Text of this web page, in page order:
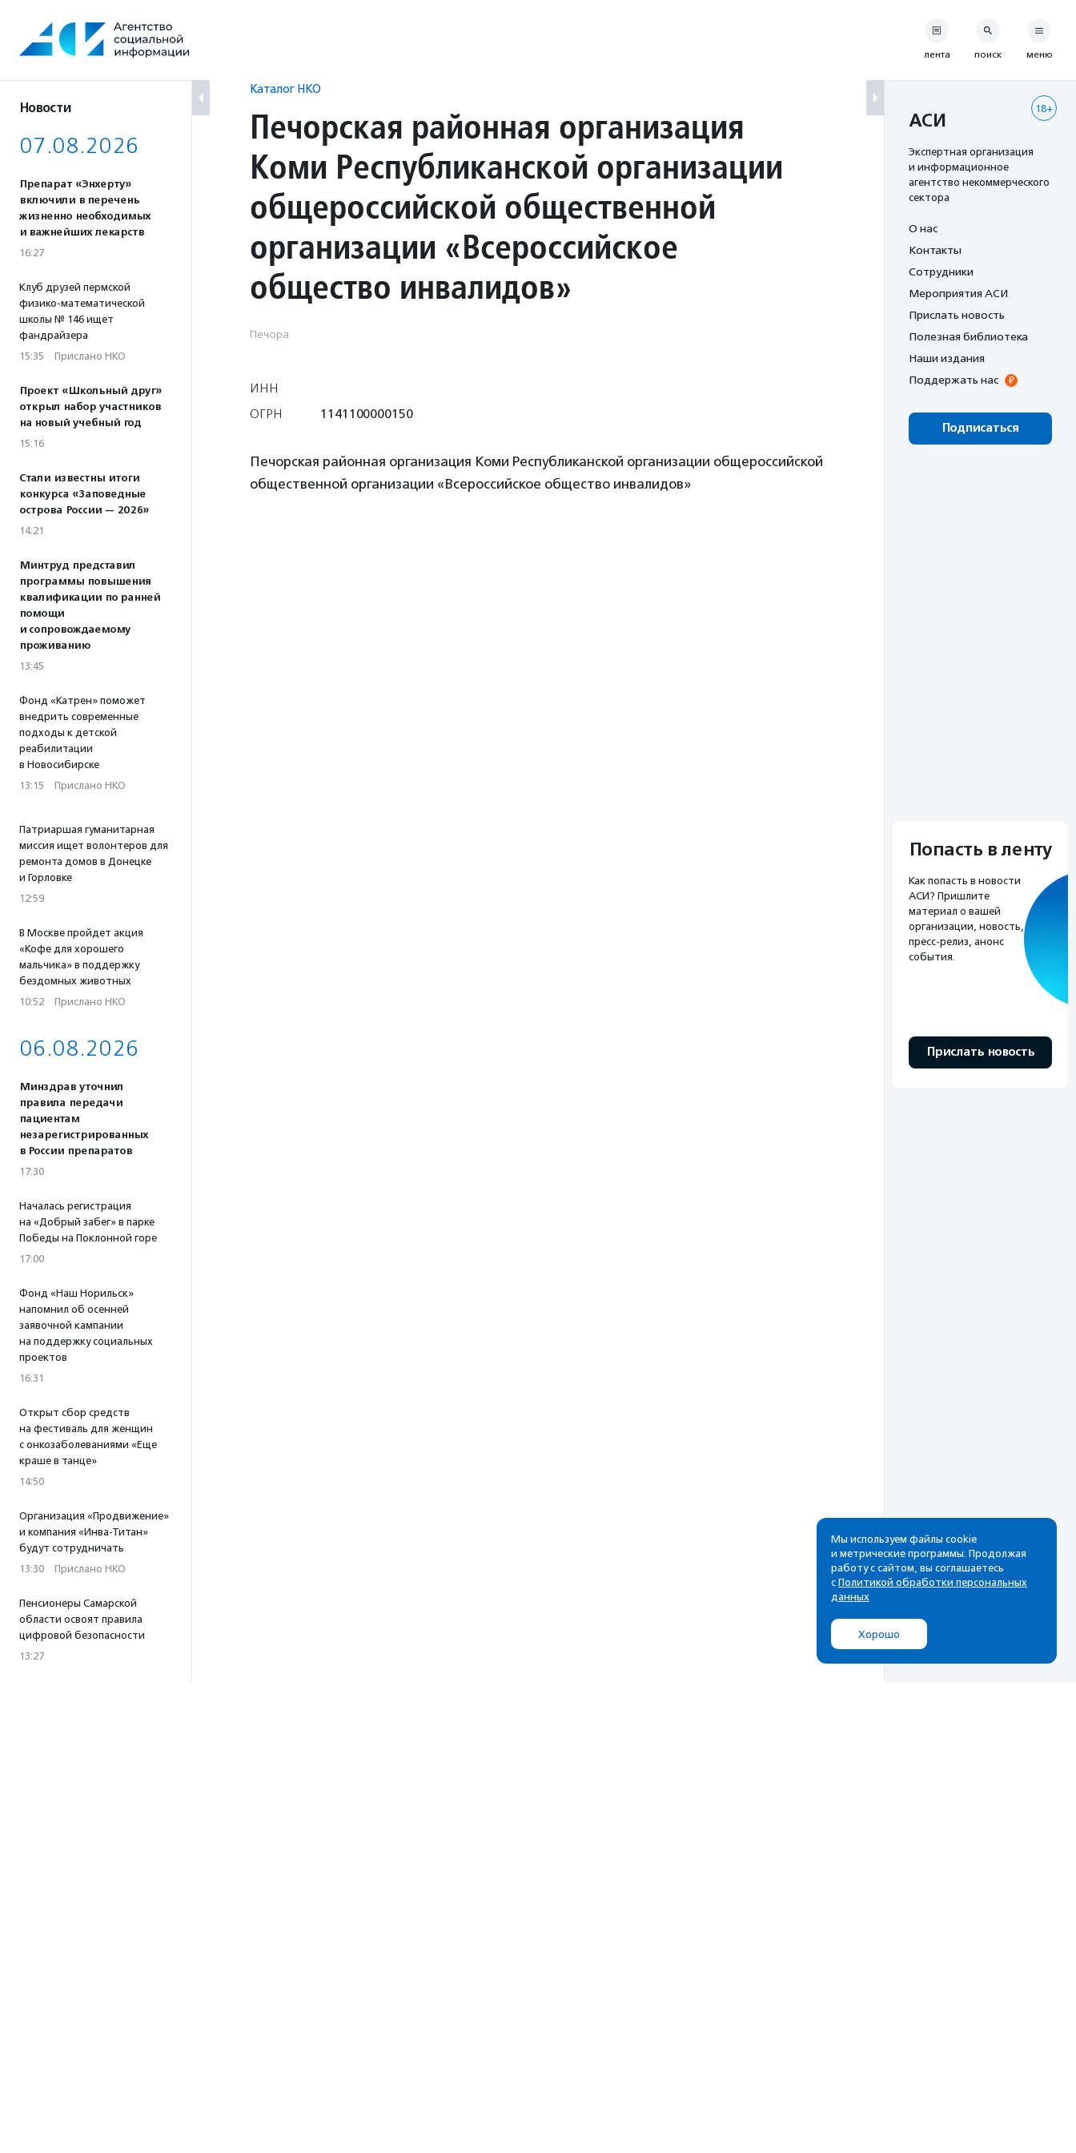
содержанию
Новости
07.08.2026
Препарат «Энхерту»
включили в перечень
жизненно необходимых
и важнейших лекарств
16:27
Клуб друзей пермской
физико-математической
школы № 146 ищет
фандрайзера
15:35 · Прислано НКО
Проект «Школьный друг»
открыл набор участников
на новый учебный год
15:16
Стали известны итоги
конкурса «Заповедные
острова России — 2026»
14:21
Минтруд представил
программы повышения
квалификации по ранней
помощи
и сопровождаемому
проживанию
13:45
Фонд «Катрен» поможет
внедрить современные
подходы к детской
реабилитации
в Новосибирске
13:15 · Прислано НКО
Патриаршая гуманитарная
миссия ищет волонтеров для
ремонта домов в Донецке
и Горловке
12:59
В Москве пройдет акция
«Кофе для хорошего
мальчика» в поддержку
бездомных животных
10:52 · Прислано НКО
06.08.2026
Минздрав уточнил
правила передачи
пациентам
незарегистрированных
в России препаратов
17:30
Началась регистрация
на «Добрый забег» в парке
Победы на Поклонной горе
17:00
Фонд «Наш Норильск»
напомнил об осенней
заявочной кампании
на поддержку социальных
проектов
16:31
Открыт сбор средств
на фестиваль для женщин
с онкозаболеваниями «Еще
краше в танце»
14:50
Организация «Продвижение»
и компания «Инва-Титан»
будут сотрудничать
13:30 · Прислано НКО
Пенсионеры Самарской
области освоят правила
цифровой безопасности
13:27
Каталог НКО
Печорская районная организация
Коми Республиканской организации
общероссийской общественной
организации «Всероссийское
общество инвалидов»
Печора
ИНН
ОГРН
1141100000150
Печорская районная организация Коми Республиканской организации общероссийской
общественной организации «Всероссийское общество инвалидов»
лента поиск меню
18+
АСИ
Экспертная организация
и информационное
агентство некоммерческого
сектора
О нас
Контакты
Сотрудники
Мероприятия АСИ
Прислать новость
Полезная библиотека
Наши издания
Поддержать нас
Подписаться
Попасть в ленту
Как попасть в новости
АСИ? Пришлите
материал о вашей
организации, новость,
пресс-релиз, анонс
события.
Прислать новость
Рассылка
Cамые свежие новости,
почтовом ящике
Мы используем файлы cookie
и метрические программы. Продолжая
работу с сайтом, вы соглашаетесь
с Политикой обработки персональных
данных
Хорошо